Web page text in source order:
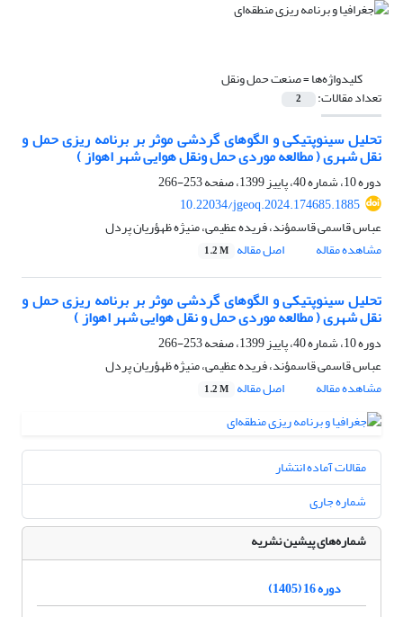
کلیدواژه‌ها =صنعت حمل ونقل
تعداد مقالات: 2
تحلیل سینوپتیکی و الگوهای گردشی موثر بر برنامه ریزی حمل و
نقل شهری ( مطالعه موردی حمل ونقل هوایی شهر اهواز )
دوره 10، شماره 40، پاییز 1399، صفحه
253-266
10.22034/jgeoq.2024.174685.1885
عباس قاسمی قاسمؤند، فریده عظیمی، منیژه ظهؤریان پردل
مشاهده مقاله
اصل مقاله 1.2 M
تحلیل سینوپتیکی و الگوهای گردشی موثر بر برنامه ریزی حمل و
نقل شهری ( مطالعه موردی حمل و نقل هوایی شهر اهواز )
دوره 10، شماره 40، پاییز 1399، صفحه
253-266
عباس قاسمی قاسمؤند، فریده عظیمی، منیژه ظهؤریان پردل
مشاهده مقاله
اصل مقاله 1.2 M
مقالات آماده انتشار
شماره جاری
شماره‌های پیشین نشریه
دوره 16 (1405)